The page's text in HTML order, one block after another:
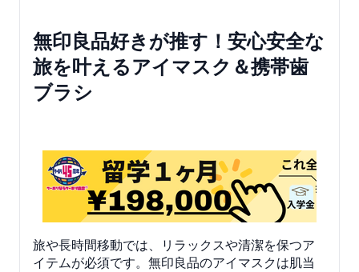
無印良品好きが推す！安心安全な
旅を叶えるアイマスク＆携帯歯
ブラシ
旅や長時間移動では、リラックスや清潔を保つア
イテムが必須です。無印良品のアイマスクは肌当